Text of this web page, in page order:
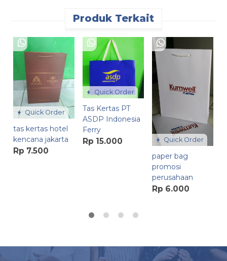
Produk Terkait
Quick Order
tas kertas hotel
kencana jakarta
Rp 7.500
Quick Order
Tas Kertas PT
ASDP Indonesia
Ferry
Rp 15.000 Quick Order
paper bag
promosi
perusahaan
Rp 6.000